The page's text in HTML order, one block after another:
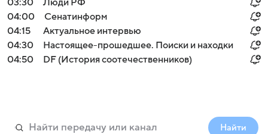
03:30
Люди РФ
04:00
Сенатинформ
04:15
Актуальное интервью
04:30
Настоящее-прошедшее. Поиски и находки
04:50
DF (История соотечественников)
Найти